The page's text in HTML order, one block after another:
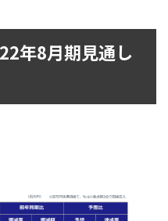
年8月期見通し